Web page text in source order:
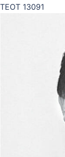
TEOT 13091